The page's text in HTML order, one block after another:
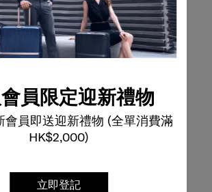
員限定迎新禮物
會員即送迎新禮物 (全單消費滿
HK$2,000)
立即登記